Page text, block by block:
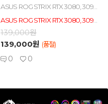
ASUS ROG STRIX RTX 3080, 3090 전용 워터블럭 / 아크릴 / 구리 / 니켈 도금 / ADD_RGB 적용 / ADD_RGB 보드 싱크 호환(AURA, MYSTIC등) / 백플레이트 포함
ASUS ROG STRIX RTX 3080, 3090 전용 워터블럭입니다, 다른 제품과 호환 불가.
139,000원
139,000원 (품절)
0 0